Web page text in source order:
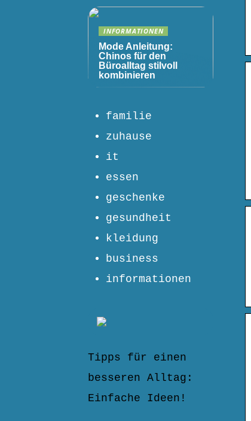
INFORMATIONEN
Mode Anleitung:
Chinos für den
Büroalltag stilvoll
kombinieren
familie
zuhause
it
essen
geschenke
gesundheit
kleidung
business
informationen
Tipps für einen
besseren Alltag:
Einfache Ideen!